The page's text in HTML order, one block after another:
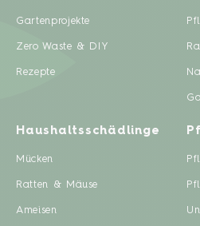
Gartenprojekte
Zero Waste & DIY
Rezepte
Haushaltsschädlinge
Mücken
Ratten & Mäuse
Ameisen